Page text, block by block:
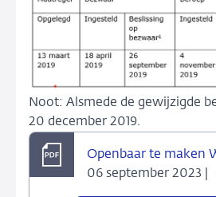
Noot: Alsmede de gewijzigde
20 december 2019.
Openbaar te maken
06 september 2023 |